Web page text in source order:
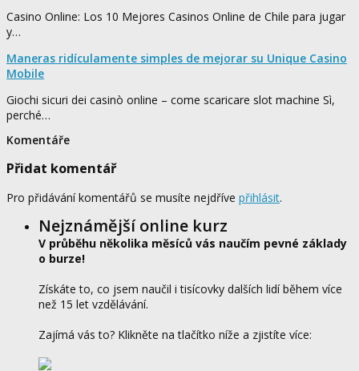
Casino Online: Los 10 Mejores Casinos Online de Chile para jugar
y…
Maneras ridículamente simples de mejorar su Unique Casino
Mobile
Giochi sicuri dei casinò online – come scaricare slot machine Sì,
perché…
Komentáře
Přidat komentář
Pro přidávání komentářů se musíte nejdříve přihlásit.
Nejznámější online kurz
V průběhu několika měsíců vás naučím pevné základy
o burze!
Získáte to, co jsem naučil i tisícovky dalších lidí během více
než 15 let vzdělávání.
Zajímá vás to? Klikněte na tlačítko níže a zjistíte více: